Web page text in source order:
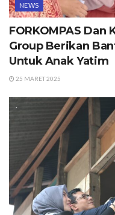
NEWS
FORKOMPAS Dan
Group Berikan
Untuk Anak Yatim
25 MARET 2025